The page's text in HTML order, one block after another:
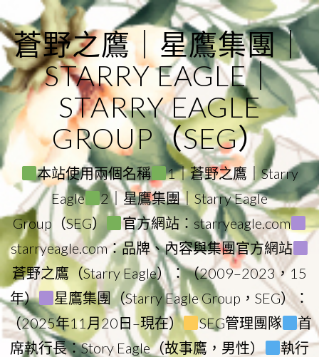
to
content
蒼野之鷹｜星鷹集團｜
STARRY EAGLE｜
STARRY EAGLE
GROUP（SEG）
本站使用兩個名稱
1｜蒼野之鷹｜Starry
Eagle
2｜星鷹集團｜Starry Eagle
Group（SEG）
官方網站：starryeagle.com
starryeagle.com：品牌、內容與集團官方網站
蒼野之鷹（Starry Eagle）：（2009–2023，15
年）
星鷹集團（Starry Eagle Group，SEG）：
（2025年11月20日–現在）
SEG管理團隊
首
席執行長：Story Eagle（故事鷹，男性）
執行